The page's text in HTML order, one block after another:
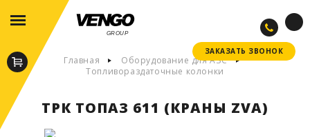
ЗАКАЗАТЬ ЗВОНОК
ЗАКАЗАТЬ ЗВОНОК
GROUP
Главная
Оборудование для АЗС
Топливораздаточные колонки
ТРК ТОПАЗ 611 (КРАНЫ ZVA)